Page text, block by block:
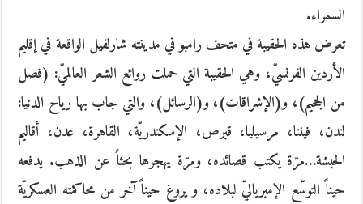
السمراء.
تعرض هذه الحقيبة في متحف رامبو في مدينته شارلفيل الواقعة في إقليم
الأردين الفرنسيّ، وهي الحقيبة التي حملت روائع الشعر العالميّ: (فصل
من الجحيم)، و(الإشراقات)، و(الرسائل)، والتي جاب بها رياح الدنيا:
لندن، فيننا، مرسيليا، قبرص، الإسكندريّة، القاهرة، عدن، أقاليم
الحبشة…مرّة يكتب قصائده، ومرّة يهجرها بحثاً عن الذهب. يدفعه
حيناً التوسّع الإمبرياليّ لبلاده، و يروغ حيناً آخر من محاكمته العسكريّة